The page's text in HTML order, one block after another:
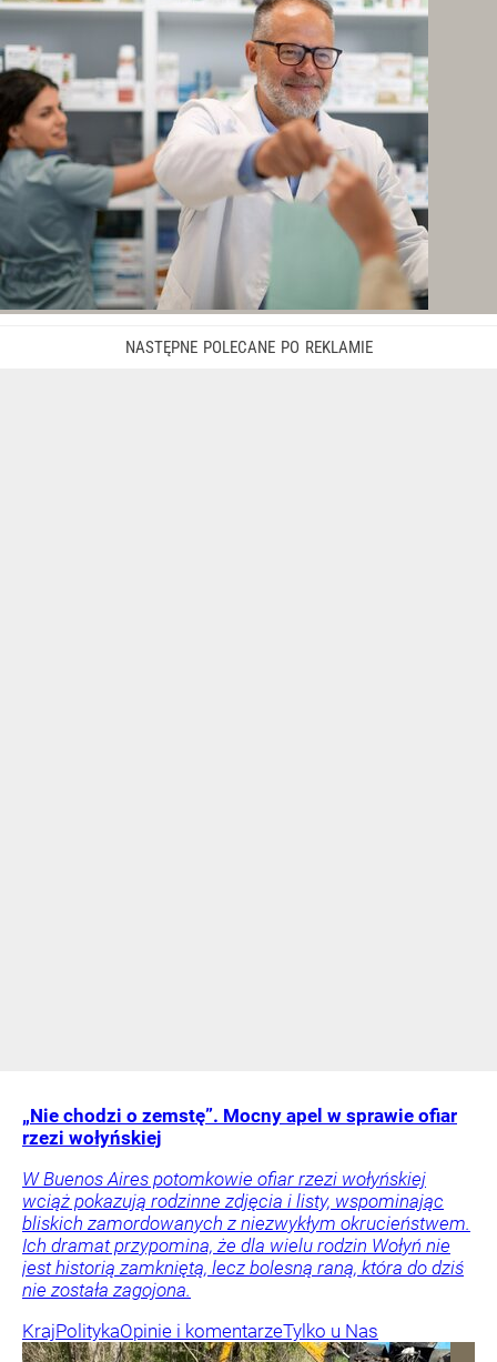
„Nie chodzi o zemstę”. Mocny apel w sprawie ofiar
rzezi wołyńskiej
W Buenos Aires potomkowie ofiar rzezi wołyńskiej
wciąż pokazują rodzinne zdjęcia i listy, wspominając
bliskich zamordowanych z niezwykłym okrucieństwem.
Ich dramat przypomina, że dla wielu rodzin Wołyń nie
jest historią zamkniętą, lecz bolesną raną, która do dziś
nie została zagojona.
KrajPolitykaOpinie i komentarzeTylko u Nas